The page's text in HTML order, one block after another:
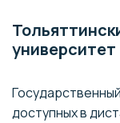
университет
доступных в